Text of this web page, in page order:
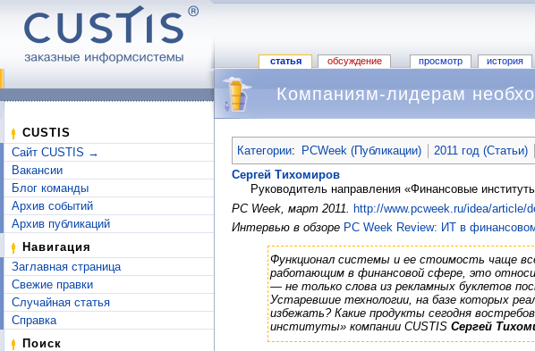
статья обсуждение просмотр история
CUSTIS
Сайт CUSTIS →
Вакансии
Блог команды
Архив событий
Архив публикаций
Навигация
Заглавная страница
Свежие правки
Случайная статья
Справка
Поиск
Компаниям-лидерам
Категории: PCWeek (Публикации) 2011 год (Статьи)
Сергей Тихомиров
Руководитель направления «Финансовые
PC Week, март 2011. http://www.pcweek.ru/idea/article/
Интервью в обзоре PC Week Review: ИТ в
Функционал системы и ее стоимость чаще
работающим в финансовой сфере, это
— не только слова из рекламных буклетов
Устаревшие технологии, на базе которых
избежать? Какие продукты сегодня
институты» компании CUSTIS Сергей